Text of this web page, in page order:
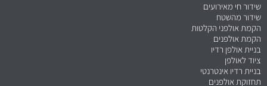
שידור חי מאירועים
שידור מהשטח
הקמת אולפני הקלטות
הקמת אולפנים
בניית אולפן רדיו
ציוד לאולפן
בניית רדיו אינטרנטי
תחזוקת אולפנים